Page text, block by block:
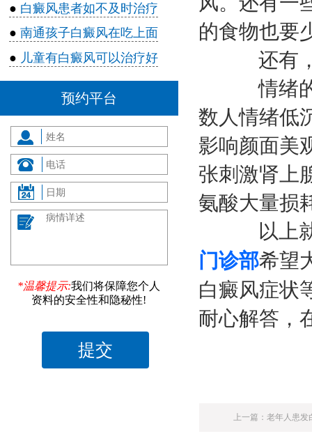
● 白癜风患者如不及时治疗
● 南通孩子白癜风在吃上面
● 儿童有白癜风可以治疗好
预约平台
*温馨提示:我们将保障您个人
资料的安全性和隐秘性!
的食物也要
还有，
情绪的
数人情绪低
影响颜面美
张刺激肾上
氨酸大量损
以上就
门诊部希望
白癜风症状
耐心解答，
上一篇：老年人患发